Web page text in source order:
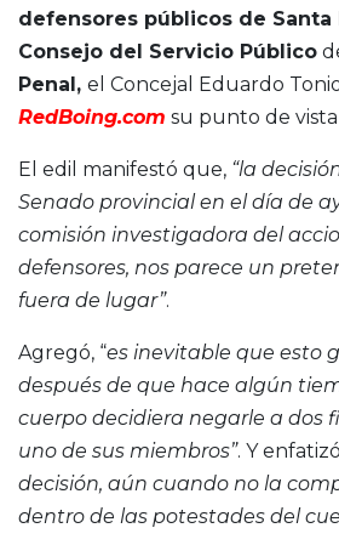
defensores públicos de Santa
Consejo del Servicio Público
Penal, el Concejal Eduardo
RedBoing.com su punto de
El edil manifestó que, “la
Senado provincial en el día de
comisión investigadora del
defensores, nos parece un
fuera de lugar”.
Agregó, “es inevitable que esto
después de que hace algún
cuerpo decidiera negarle a dos
uno de sus miembros”. Y
decisión, aún cuando no la
dentro de las potestades del